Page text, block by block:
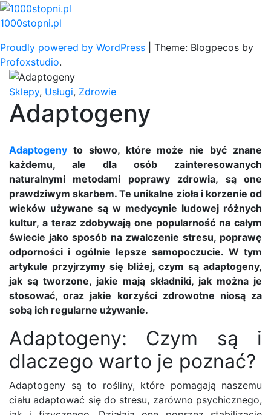
Skip
to
1000stopni.pl
Proudly powered by WordPress
Theme: Blogpecos by
Profoxstudio.
Sklepy, Usługi, Zdrowie
Adaptogeny
Adaptogeny to słowo, które może nie być znane
każdemu, ale dla osób zainteresowanych
naturalnymi metodami poprawy zdrowia, są one
prawdziwym skarbem. Te unikalne zioła i korzenie od
wieków używane są w medycynie ludowej różnych
kultur, a teraz zdobywają one popularność na całym
świecie jako sposób na zwalczenie stresu, poprawę
odporności i ogólnie lepsze samopoczucie. W tym
artykule przyjrzymy się bliżej, czym są adaptogeny,
jak są tworzone, jakie mają składniki, jak można je
stosować, oraz jakie korzyści zdrowotne niosą za
sobą ich regularne używanie.
Adaptogeny: Czym są i
dlaczego warto je poznać?
Adaptogeny są to rośliny, które pomagają naszemu
ciału adaptować się do stresu, zarówno psychicznego,